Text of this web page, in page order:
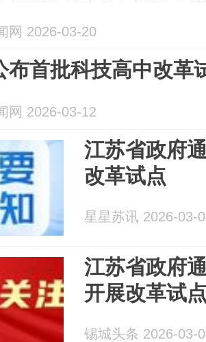
网 2026-03-20
布首批科技高中改革
网 2026-03-12
江苏省政府
改革试点
星星苏讯 2026-03-
江苏省政府
开展改革试
锡城头条 2026-03-